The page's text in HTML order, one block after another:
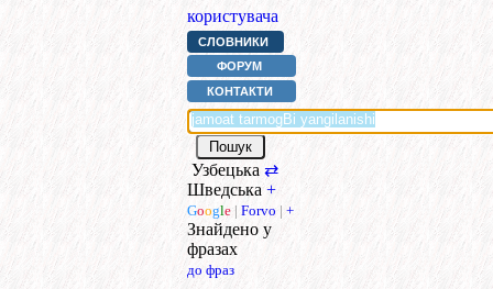
користувача
СЛОВНИКИ
ФОРУМ
КОНТАКТИ
Узбецька ⇄
Шведська+
Google | Forvo | +
Знайдено у
фразах
до фраз